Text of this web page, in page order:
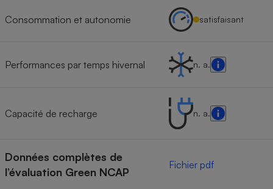
Consommation et autonomie satisfaisant
Performances par temps hivernal n. a.
Capacité de recharge n. a.
Données complètes de
l’évaluation Green NCAP
Fichier pdf